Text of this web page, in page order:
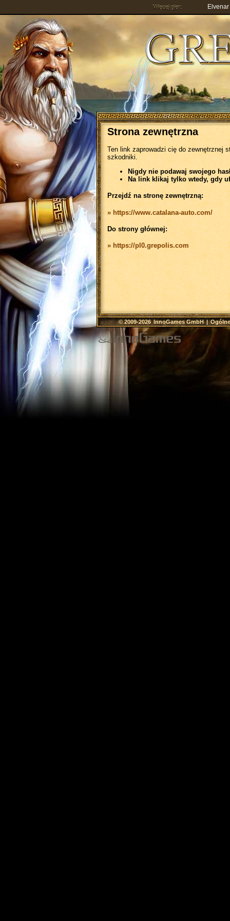
Więcej gier:
Strona zewnętrzna
Ten link zaprowadzi cię do zewnętrznej
szkodniki.
Nigdy nie podawaj swojego
Na link klikaj tylko wtedy, gdy
Przejdź na stronę zewnętrzną:
» https://www.catalana-auto.com/
Do strony głównej:
» https://pl0.grepolis.com
© 2009-2026InnoGames GmbH|